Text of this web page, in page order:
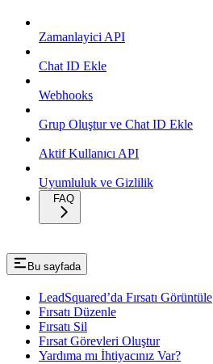
Zamanlayici API
Chat ID Ekle
Webhooks
Grup Oluştur ve Chat ID Ekle
Aktif Kullanıcı API
Uyumluluk ve Gizlilik
FAQ
Bu sayfada
LeadSquared’da Fırsatı Görüntüle
Fırsatı Düzenle
Fırsatı Sil
Fırsat Görevleri Oluştur
Yardıma mı İhtiyacınız Var?